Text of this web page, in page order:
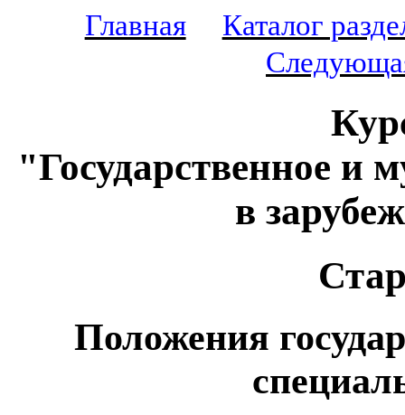
Главная
Каталог
"Государственное и
в
Положения